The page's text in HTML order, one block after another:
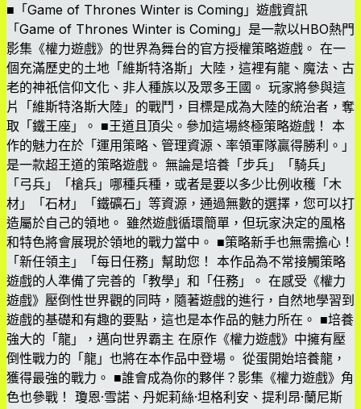
■「Game of Thrones Winter is Coming」遊戲資訊
「Game of Thrones Winter is Coming」是一款以HBO熱門
影集《權力遊戲》的世界為舞台的官方授權策略遊戲。 在一
個充滿歷史的土地「維斯特洛斯」大陸，這裡有龍、魔法、古
老的神祇信仰文化、非人種族以及眾多王國。 玩家將參與這
片「維斯特洛斯大陸」的戰鬥，目標是成為大陸的統治者，奪
取「鐵王座」。 ■王道且頂尖。參加這場終極策略遊戲！ 本
作的魅力在於「運用策略、管理資源、率領軍隊贏得勝利。」
是一款超王道的策略遊戲。 無論是培養「步兵」「騎兵」
「弓兵」「槍兵」哪種兵種，或者是要以多少比例收穫「木
材」「石材」「鐵礦石」等資源，通過無數的選擇，您可以打
造屬於自己的領地。 雖然遊戲循環簡單，但玩家決定的風格
和特色將會展現於領地的戰力當中。 ■策略新手也無需擔心！
「新任領主」「每日任務」幫助您！ 本作品為不常接觸策略
遊戲的人準備了完善的「教學」和「任務」。 在感受《權力
遊戲》壓倒性世界觀的同時，隨著遊戲的進行，自然地學習到
遊戲的基礎和有趣的要點，這也是本作品的魅力所在。 ■培養
強大的「龍」，邁向世界霸主 在原作《權力遊戲》中擁有壓
倒性戰力的「龍」也將在本作品中登場。 從蛋開始培養龍，
獲得最強的戰力。 ■誰會成為你的夥伴？影集《權力遊戲》角
色也參戰！ 瓊恩·雪諾、丹妮莉絲·坦格利安、提利昂·蘭尼斯